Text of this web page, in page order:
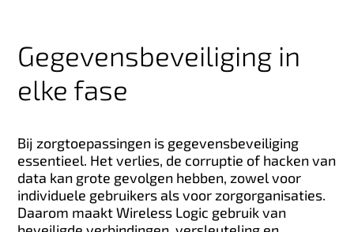
Gegevensbeveiliging in
elke fase
Bij zorgtoepassingen is gegevensbeveiliging
essentieel. Het verlies, de corruptie of hacken van
data kan grote gevolgen hebben, zowel voor
individuele gebruikers als voor zorgorganisaties.
Daarom maakt Wireless Logic gebruik van